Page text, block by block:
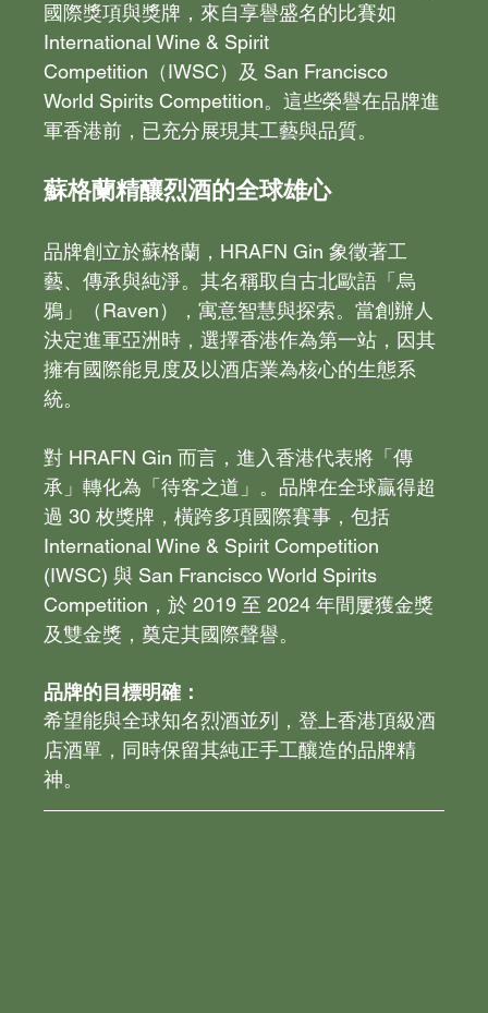
國際獎項與獎牌，來自享譽盛名的比賽如
International Wine & Spirit
Competition（IWSC）及 San Francisco
World Spirits Competition。這些榮譽在品牌進
軍香港前，已充分展現其工藝與品質。
蘇格蘭精釀烈酒的全球雄心
品牌創立於蘇格蘭，HRAFN Gin 象徵著工
藝、傳承與純淨。其名稱取自古北歐語「烏
鴉」（Raven），寓意智慧與探索。當創辦人
決定進軍亞洲時，選擇香港作為第一站，因其
擁有國際能見度及以酒店業為核心的生態系
統。
對 HRAFN Gin 而言，進入香港代表將「傳
承」轉化為「待客之道」。品牌在全球贏得超
過 30 枚獎牌，橫跨多項國際賽事，包括
International Wine & Spirit Competition
(IWSC) 與 San Francisco World Spirits
Competition，於 2019 至 2024 年間屢獲金獎
及雙金獎，奠定其國際聲譽。
品牌的目標明確：
希望能與全球知名烈酒並列，登上香港頂級酒
店酒單，同時保留其純正手工釀造的品牌精
神。